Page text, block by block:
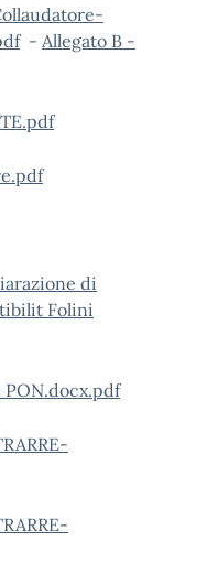
- Allegato B -
di
Folini
PON.docx.pdf